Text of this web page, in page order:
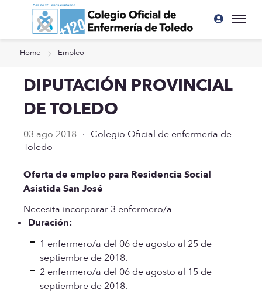
Ir a contenido principal
Home Empleo
DIPUTACIÓN PROVINCIAL
DE TOLEDO
03 ago 2018 · Colegio Oficial de enfermería de
Toledo
Oferta de empleo para Residencia Social
Asistida San José
Necesita incorporar 3 enfermero/a
Duración:
1 enfermero/a del 06 de agosto al 25 de
septiembre de 2018.
2 enfermero/a del 06 de agosto al 15 de
septiembre de 2018.